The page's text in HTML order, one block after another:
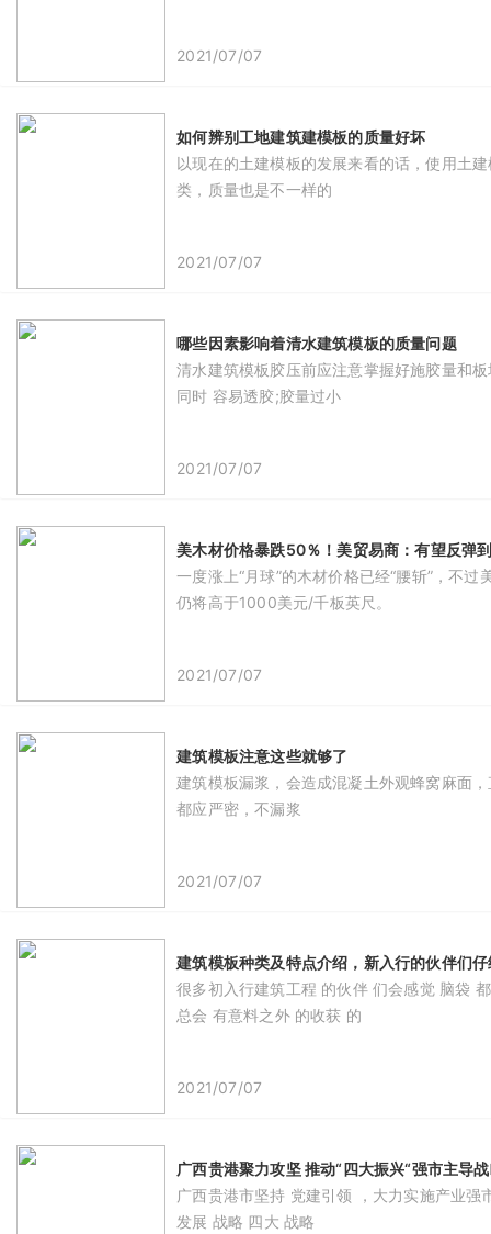
2021/07/07
如何辨别工地建筑建模板的质量好坏
以现在的土建模板的发展来看的话，使用土
类，质量也是不一样的
2021/07/07
哪些因素影响着清水建筑模板的质量问题
清水建筑模板胶压前应注意掌握好施胶量和
同时 容易透胶;胶量过小
2021/07/07
美木材价格暴跌50％！美贸易商：有望反弹
一度涨上“月球”的木材价格已经“腰斩”，不
仍将高于1000美元/千板英尺。
2021/07/07
建筑模板注意这些就够了
建筑模板漏浆，会造成混凝土外观蜂窝麻面
都应严密，不漏浆
2021/07/07
建筑模板种类及特点介绍，新入行的伙伴们
很多初入行建筑工程 的伙伴 们会感觉 脑袋
总会 有意料之外 的收获 的
2021/07/07
广西贵港聚力攻坚 推动“四大振兴“强市主导
广西贵港市坚持 党建引领 ，大力实施产业
发展 战略 四大 战略